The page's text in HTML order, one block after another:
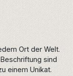
Ort der Welt.
sind
einem Unikat.